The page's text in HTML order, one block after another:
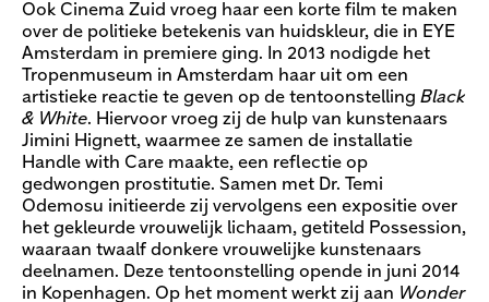
Ook Cinema Zuid vroeg haar een korte film te maken
over de politieke betekenis van huidskleur, die in EYE
Amsterdam in premiere ging. In 2013 nodigde het
Tropenmuseum in Amsterdam haar uit om een
artistieke reactie te geven op de tentoonstelling Black
& White. Hiervoor vroeg zij de hulp van kunstenaars
Jimini Hignett, waarmee ze samen de installatie
Handle with Care maakte, een reflectie op
gedwongen prostitutie. Samen met Dr. Temi
Odemosu initieerde zij vervolgens een expositie over
het gekleurde vrouwelijk lichaam, getiteld Possession,
waaraan twaalf donkere vrouwelijke kunstenaars
deelnamen. Deze tentoonstelling opende in juni 2014
in Kopenhagen. Op het moment werkt zij aan Wonder